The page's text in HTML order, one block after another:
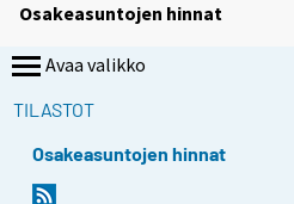
Osakeasuntojen hinnat
Avaa valikko
TILASTOT
Osakeasuntojen hinnat